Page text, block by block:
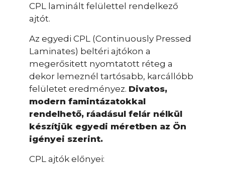
CPL laminált felülettel rendelkező
ajtót.
Az egyedi CPL (Continuously Pressed
Laminates) beltéri ajtókon a
megerősitett nyomtatott réteg a
dekor lemeznél tartósabb, karcállóbb
felületet eredményez. Divatos,
modern famintázatokkal
rendelhető, ráadásul felár nélkül
készítjük egyedi méretben az Ön
igényei szerint.
CPL ajtók előnyei: